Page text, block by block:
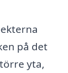
på det
yta,